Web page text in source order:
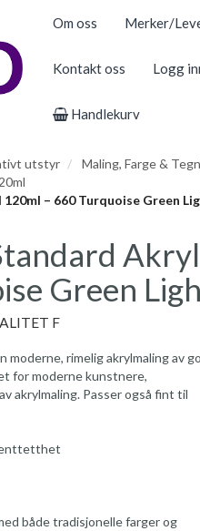
Om oss Merker/
Kontakt oss Logg
Handlekurv
utstyr
Maling, Farge &
– 660 Turquoise Green
Green
F
moderne, rimelig akrylmaling av
for moderne kunstnere,
akrylmaling. Passer også fint til
både tradisjonelle farger og